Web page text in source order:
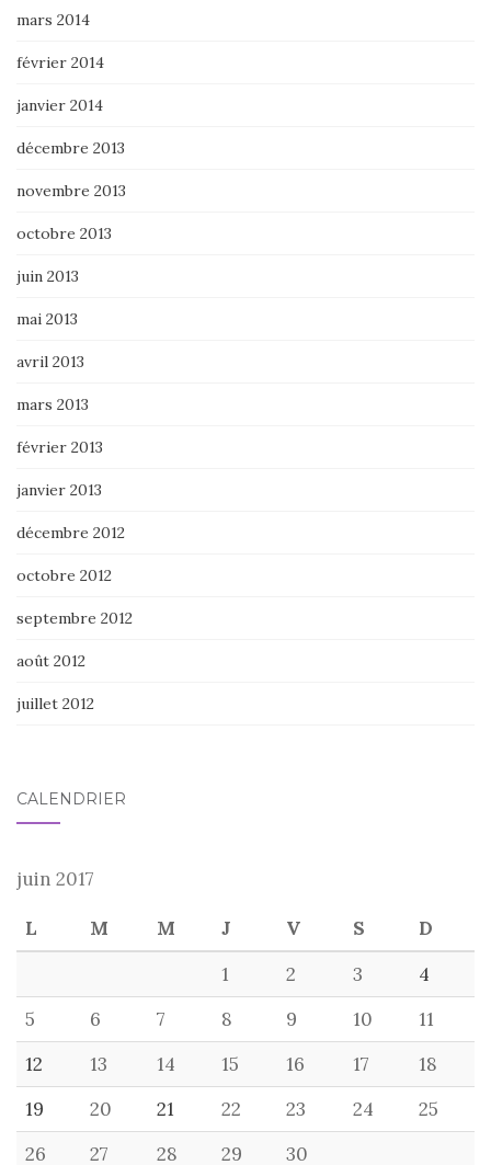
mars 2014
février 2014
janvier 2014
décembre 2013
novembre 2013
octobre 2013
juin 2013
mai 2013
avril 2013
mars 2013
février 2013
janvier 2013
décembre 2012
octobre 2012
septembre 2012
août 2012
juillet 2012
CALENDRIER
juin 2017
L M M J V S
D
1
2 3
4
5
6 7 8 9 10
11
12
13 14 15 16 17
18
19
20 21 22 23 24
25
26
27 28 29 30